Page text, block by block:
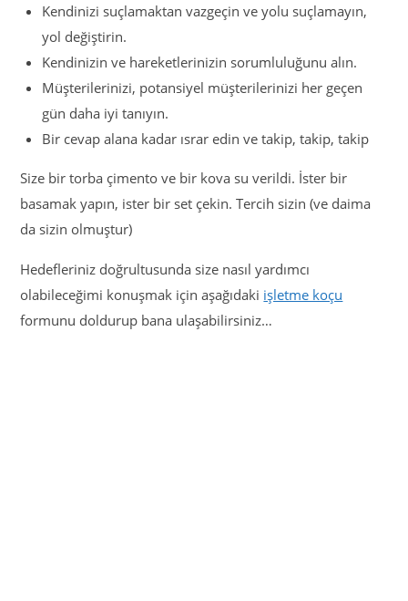
Kendinizi suçlamaktan vazgeçin ve yolu suçlamayın,
yol değiştirin.
Kendinizin ve hareketlerinizin sorumluluğunu alın.
Müşterilerinizi, potansiyel müşterilerinizi her geçen
gün daha iyi tanıyın.
Bir cevap alana kadar ısrar edin ve takip, takip, takip
Size bir torba çimento ve bir kova su verildi. İster bir
basamak yapın, ister bir set çekin. Tercih sizin (ve daima
da sizin olmuştur)
Hedefleriniz doğrultusunda size nasıl yardımcı
olabileceğimi konuşmak için aşağıdaki işletme koçu
formunu doldurup bana ulaşabilirsiniz…